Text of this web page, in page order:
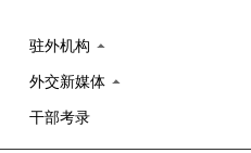
驻外机构
外交新媒体
干部考录